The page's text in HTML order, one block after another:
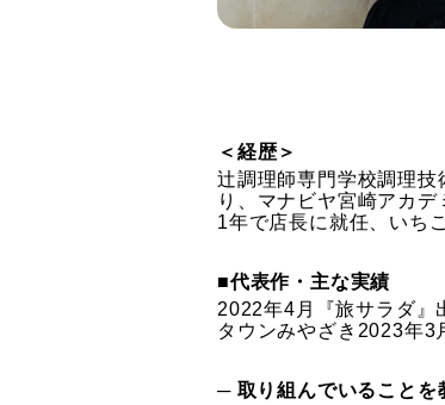
＜経歴＞
辻調理師専門学校調理
り、マナビヤ宮崎アカ
1年で店長に就任、いち
■代表作・主な実績
2022年4月『旅サラダ』
タウンみやざき2023年3
─ 取り組んでいることを